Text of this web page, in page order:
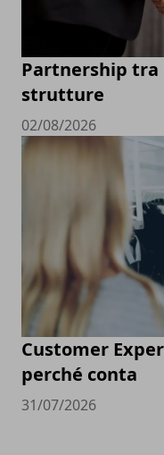
Partnership tra
strutture
02/08/2026
Customer
perché conta
31/07/2026